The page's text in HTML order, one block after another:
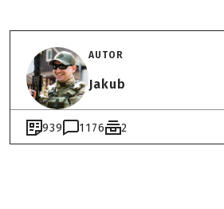
AUTOR
Jakub
939 1176 2